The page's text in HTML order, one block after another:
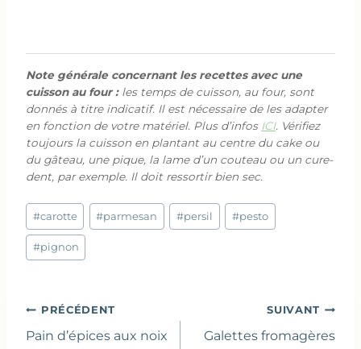
Note générale concernant les recettes avec une
cuisson au four :les temps de cuisson, au four, sont
donnés à titre indicatif. Il est nécessaire de les adapter
en fonction de votre matériel. Plus d’infos ICI. Vérifiez
toujours la cuisson en plantant au centre du cake ou
du gâteau, une pique, la lame d’un couteau ou un cure-
dent, par exemple. Il doit ressortir bien sec.
Étiquettes
de
la
#carotte #parmesan #persil #pesto
#pignon
Navigation
de
PRÉCÉDENT
Pain d’épices aux noix
SUIVANT
Galettes fromagères